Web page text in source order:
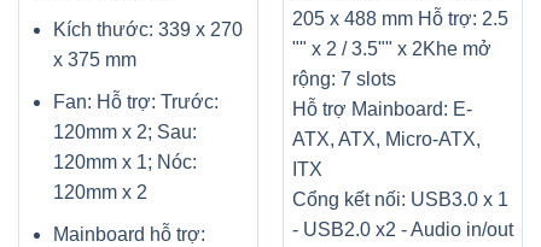
Kích thước: 339 x 270
x 375 mm
Fan: Hỗ trợ: Trước:
120mm x 2; Sau:
120mm x 1; Nóc:
120mm x 2
Mainboard hỗ trợ:
205 x 488 mm Hỗ trợ: 2.5
"" x 2 / 3.5"" x 2Khe mở
rộng: 7 slots
Hỗ trợ Mainboard: E-
ATX, ATX, Micro-ATX,
ITX
Cổng kết nối: USB3.0 x 1
- USB2.0 x2 - Audio in/out